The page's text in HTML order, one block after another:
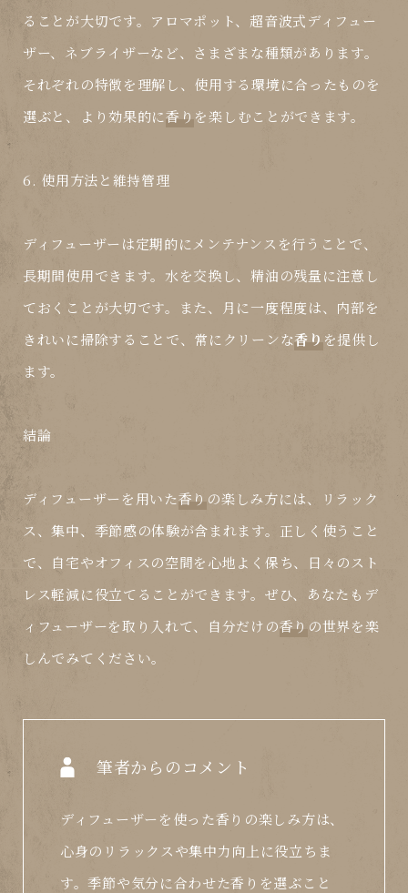
ることが大切です。アロマポット、超音波式ディフュー
ザー、ネブライザーなど、さまざまな種類があります。
それぞれの特徴を理解し、使用する環境に合ったものを
選ぶと、より効果的に香り を楽しむことができます。
6. 使用方法と維持管理
ディフューザーは定期的にメンテナンスを行うことで、
長期間使用できます。水を交換し、精油の残量に注意し
ておくことが大切です。また、月に一度程度は、内部を
きれいに掃除することで、常にクリーンな香り を提供し
ます。
結論
ディフューザーを用いた香り の楽しみ方には、リラック
ス、集中、季節感の体験が含まれます。正しく使うこと
で、自宅やオフィスの空間を心地よく保ち、日々のスト
レス軽減に役立てることができます。ぜひ、あなたもデ
ィフューザーを取り入れて、自分だけの香り の世界を楽
しんでみてください。
筆者からのコメント
ディフューザーを使った香りの楽しみ方は、
心身のリラックスや集中力向上に役立ちま
す。季節や気分に合わせた香りを選ぶこと